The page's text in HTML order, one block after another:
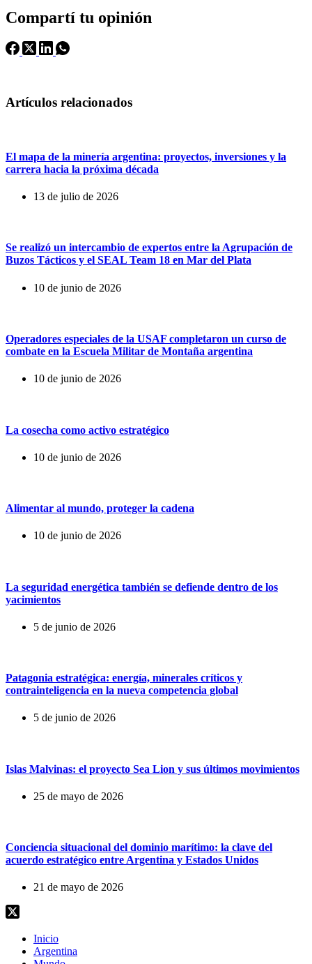
Compartí tu opinión
Artículos relacionados
El mapa de la minería argentina: proyectos, inversiones y la
carrera hacia la próxima década
13 de julio de 2026
Se realizó un intercambio de expertos entre la Agrupación de
Buzos Tácticos y el SEAL Team 18 en Mar del Plata
10 de junio de 2026
Operadores especiales de la USAF completaron un curso de
combate en la Escuela Militar de Montaña argentina
10 de junio de 2026
La cosecha como activo estratégico
10 de junio de 2026
Alimentar al mundo, proteger la cadena
10 de junio de 2026
La seguridad energética también se defiende dentro de los
yacimientos
5 de junio de 2026
Patagonia estratégica: energía, minerales críticos y
contrainteligencia en la nueva competencia global
5 de junio de 2026
Islas Malvinas: el proyecto Sea Lion y sus últimos movimientos
25 de mayo de 2026
Conciencia situacional del dominio marítimo: la clave del
acuerdo estratégico entre Argentina y Estados Unidos
21 de mayo de 2026
Inicio
Argentina